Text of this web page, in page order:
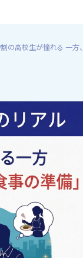
割の高校生が憧れる 一